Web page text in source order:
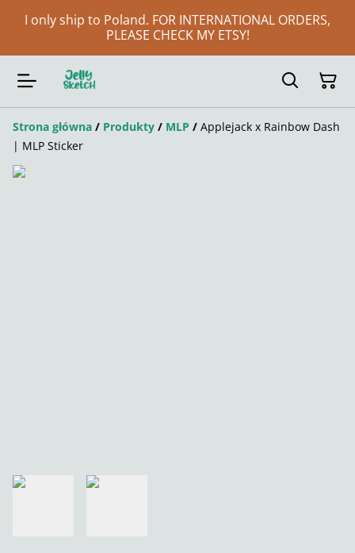
I only ship to Poland. FOR INTERNATIONAL ORDERS,
PLEASE CHECK MY ETSY!
Strona główna / Produkty / MLP / Applejack x Rainbow Dash
| MLP Sticker